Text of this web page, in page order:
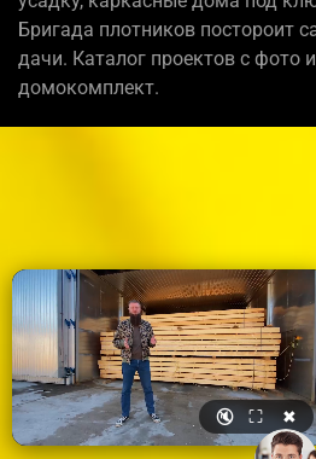
Бригада плотников постороит
дачи. Каталог проектов с фото
домокомплект.
🔇 ⛶ ✖